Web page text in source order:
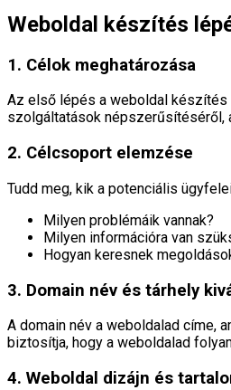
Weboldal készítés
1. Célok meghatározása
Az első lépés a weboldal
szolgáltatások népszerűsítéséről,
2. Célcsoport elemzése
Tudd meg, kik a potenciális
Milyen problémáik vannak?
Milyen információra van
Hogyan keresnek
3. Domain név és tárhely
A domain név a weboldalad címe,
biztosítja, hogy a weboldalad
4. Weboldal dizájn és